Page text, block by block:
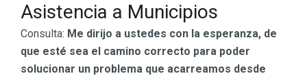
Asistencia a Municipios
Consulta: Me dirijo a ustedes con la esperanza, de
que esté sea el camino correcto para poder
solucionar un problema que acarreamos desde